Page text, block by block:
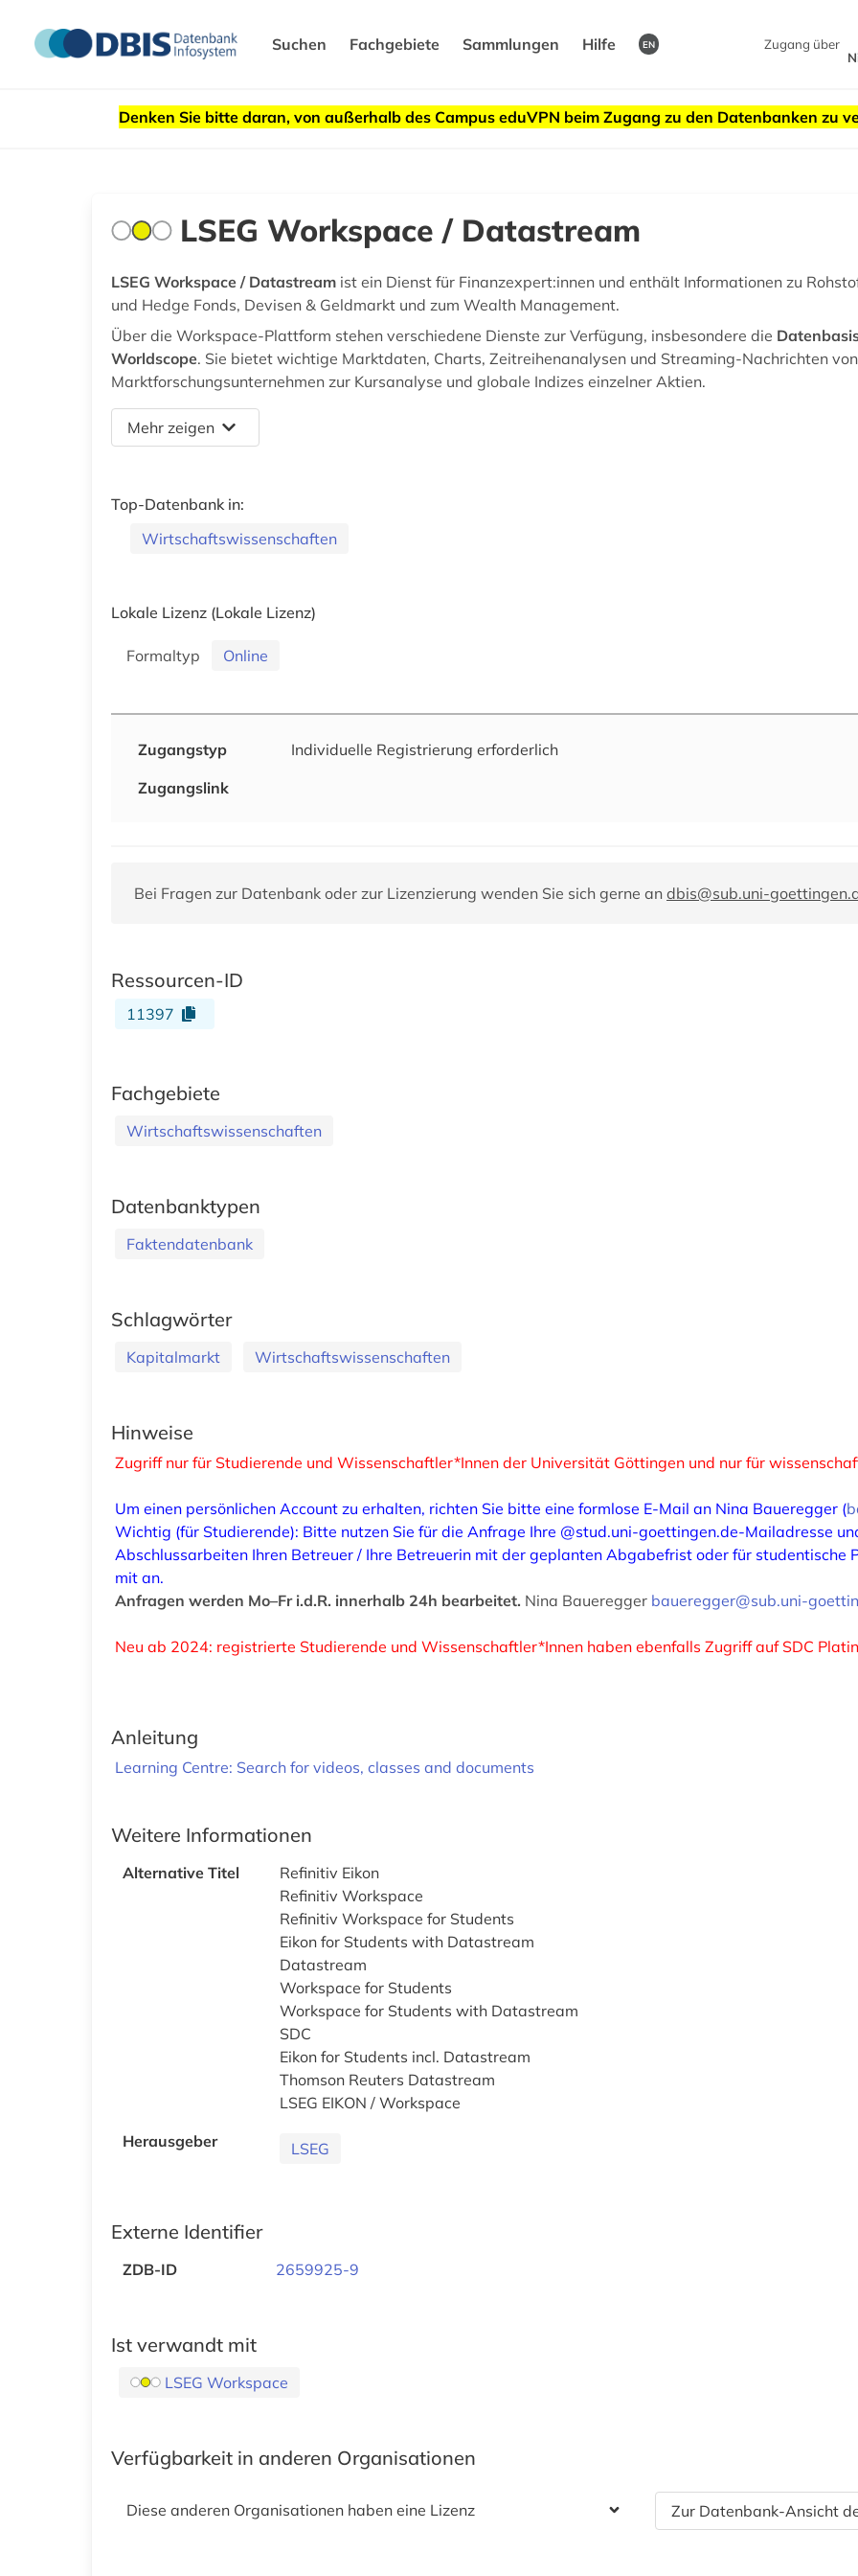
Suchen Fachgebiete Sammlungen Hilfe EN
Zugang über
Denken Sie bitte daran, von außerhalb des Campus eduVPN beim Zugang zu den Datenbanken zu
LSEG Workspace / Datastream
LSEG Workspace / Datastream ist ein Dienst für Finanzexpert:innen und enthält Informationen zu
und Hedge Fonds, Devisen & Geldmarkt und zum Wealth Management.
Über die Workspace-Plattform stehen verschiedene Dienste zur Verfügung, insbesondere die
Worldscope. Sie bietet wichtige Marktdaten, Charts, Zeitreihenanalysen und Streaming-Nachrichten
Marktforschungsunternehmen zur Kursanalyse und globale Indizes einzelner Aktien.
Mehr zeigen
Top-Datenbank in:
Wirtschaftswissenschaften
Lokale Lizenz (Lokale Lizenz)
Formaltyp Online
Zugangstyp
Individuelle Registrierung erforderlich
Zugangslink
Bei Fragen zur Datenbank oder zur Lizenzierung wenden Sie sich gerne an dbis@sub.uni-
Ressourcen-ID
11397
Fachgebiete
Wirtschaftswissenschaften
Datenbanktypen
Faktendatenbank
Schlagwörter
Kapitalmarkt Wirtschaftswissenschaften
Hinweise
Zugriff nur für Studierende und Wissenschaftler*Innen der Universität Göttingen und nur für
Um einen persönlichen Account zu erhalten, richten Sie bitte eine formlose E-Mail an Nina Baueregger (
Wichtig (für Studierende): Bitte nutzen Sie für die Anfrage Ihre @stud.uni-goettingen.de-Mailadresse
Abschlussarbeiten Ihren Betreuer / Ihre Betreuerin mit der geplanten Abgabefrist oder für studentische
mit an.
Anfragen werden Mo–Fr i.d.R. innerhalb 24h bearbeitet. Nina Baueregger baueregger@sub.uni-
Neu ab 2024: registrierte Studierende und Wissenschaftler*Innen haben ebenfalls Zugriff auf SDC
Anleitung
Learning Centre: Search for videos, classes and documents
Weitere Informationen
Alternative Titel
Refinitiv Eikon
Refinitiv Workspace
Refinitiv Workspace for Students
Eikon for Students with Datastream
Datastream
Workspace for Students
Workspace for Students with Datastream
SDC
Eikon for Students incl. Datastream
Thomson Reuters Datastream
LSEG EIKON / Workspace
Herausgeber
LSEG
Externe Identifier
ZDB-ID 2659925-9
Ist verwandt mit
LSEG Workspace
Verfügbarkeit in anderen Organisationen
Diese anderen Organisationen haben eine Lizenz Zur Datenbank-Ansicht